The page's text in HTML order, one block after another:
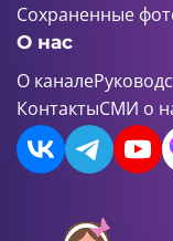
Сохраненные
О нас
О канале
КонтактыСМИ о